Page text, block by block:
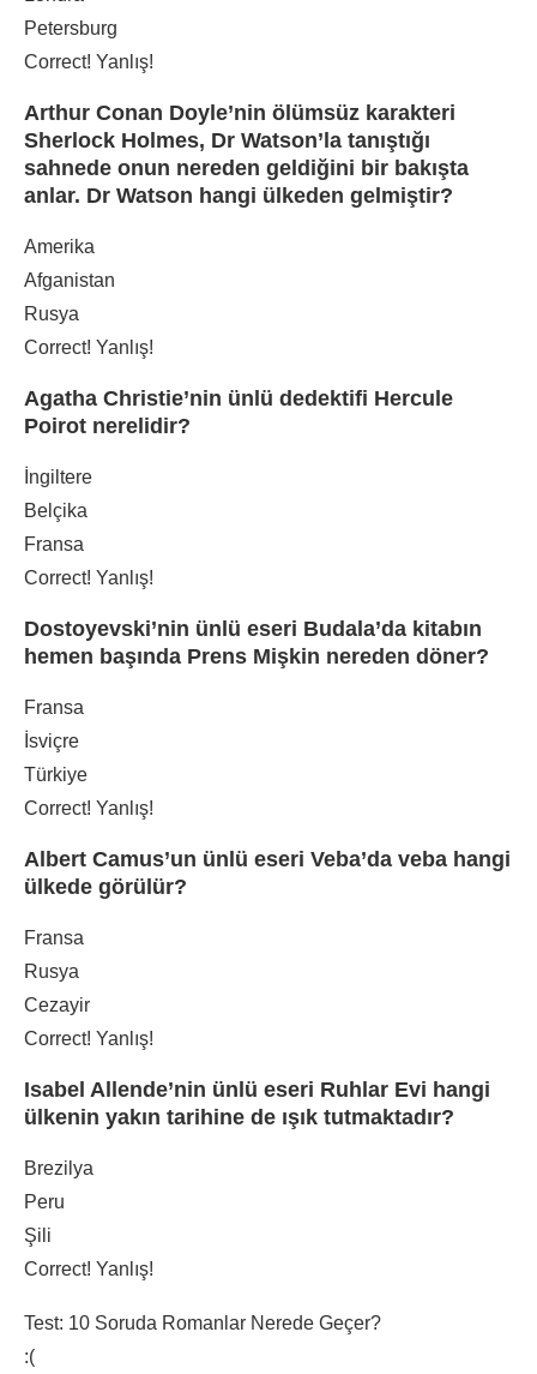
Petersburg
Correct! Yanlış!
Arthur Conan Doyle’nin ölümsüz karakteri
Sherlock Holmes, Dr Watson’la tanıştığı
sahnede onun nereden geldiğini bir bakışta
anlar. Dr Watson hangi ülkeden gelmiştir?
Amerika
Afganistan
Rusya
Correct! Yanlış!
Agatha Christie’nin ünlü dedektifi Hercule
Poirot nerelidir?
İngiltere
Belçika
Fransa
Correct! Yanlış!
Dostoyevski’nin ünlü eseri Budala’da kitabın
hemen başında Prens Mişkin nereden döner?
Fransa
İsviçre
Türkiye
Correct! Yanlış!
Albert Camus’un ünlü eseri Veba’da veba hangi
ülkede görülür?
Fransa
Rusya
Cezayir
Correct! Yanlış!
Isabel Allende’nin ünlü eseri Ruhlar Evi hangi
ülkenin yakın tarihine de ışık tutmaktadır?
Brezilya
Peru
Şili
Correct! Yanlış!
Test: 10 Soruda Romanlar Nerede Geçer?
:(